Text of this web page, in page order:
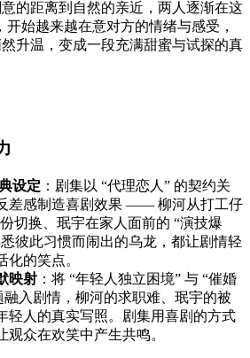
的距离到自然的亲近，两人逐渐在这
开始越来越在意对方的情绪与感受，
升温，变成一段充满甜蜜与试探的真
设定 ：剧集以 “代理恋人” 的契约关
差感制造喜剧效果 —— 柳河从打工仔
切换、珉宇在家人面前的 “演技爆
彼此习惯而闹出的乌龙，都让剧情轻
化的笑点。
映射 ：将 “年轻人独立困境” 与 “催婚
融入剧情，柳河的求职难、珉宇的被
轻人的真实写照。剧集用喜剧的方式
观众在欢笑中产生共鸣。